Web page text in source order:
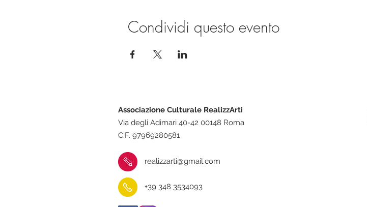
Condividi questo evento
realizzarti@gmail.com
+39 348 3534093
Associazione Culturale RealizzArti
Via degli Adimari 40-42 00148 Roma
C.F. 97969280581